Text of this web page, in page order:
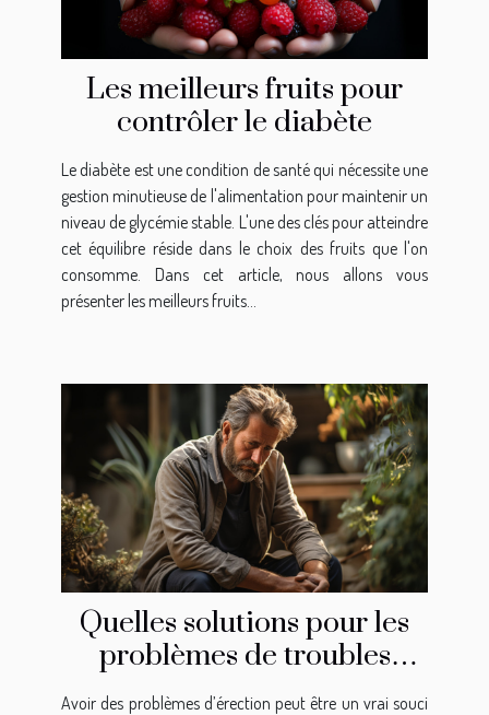
Les meilleurs fruits pour
contrôler le diabète
Le diabète est une condition de santé qui nécessite une
gestion minutieuse de l'alimentation pour maintenir un
niveau de glycémie stable. L'une des clés pour atteindre
cet équilibre réside dans le choix des fruits que l'on
consomme. Dans cet article, nous allons vous
présenter les meilleurs fruits...
Quelles solutions pour les
problèmes de troubles
d’érection ?
Avoir des problèmes d’érection peut être un vrai souci